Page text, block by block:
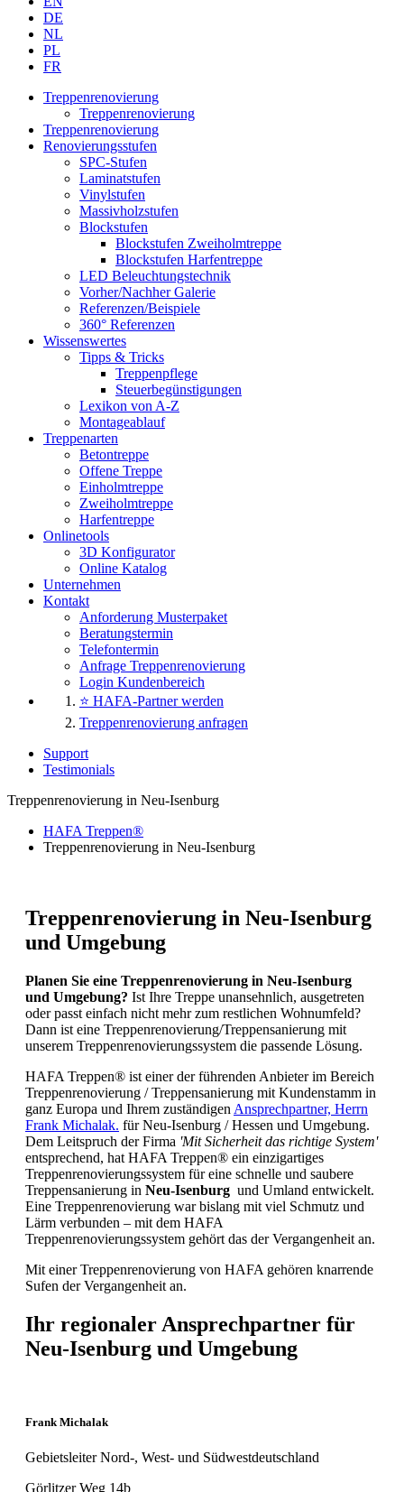
DE
NL
PL
FR
Treppenrenovierung
Treppenrenovierung
Treppenrenovierung
Renovierungsstufen
SPC-Stufen
Laminatstufen
Vinylstufen
Massivholzstufen
Blockstufen
Blockstufen Zweiholmtreppe
Blockstufen Harfentreppe
LED Beleuchtungstechnik
Vorher/Nachher Galerie
Referenzen/Beispiele
360° Referenzen
Wissenswertes
Tipps & Tricks
Treppenpflege
Steuerbegünstigungen
Lexikon von A-Z
Montageablauf
Treppenarten
Betontreppe
Offene Treppe
Einholmtreppe
Zweiholmtreppe
Harfentreppe
Onlinetools
3D Konfigurator
Online Katalog
Unternehmen
Kontakt
Anforderung Musterpaket
Beratungstermin
Telefontermin
Anfrage Treppenrenovierung
Login Kundenbereich
⭐ HAFA-Partner werden
Treppenrenovierung anfragen
Support
Testimonials
Treppenrenovierung in Neu-Isenburg
HAFA Treppen®
Treppenrenovierung in Neu-Isenburg
Treppenrenovierung in Neu-Isenburg
und Umgebung
Planen Sie eine Treppenrenovierung in Neu-Isenburg
und Umgebung? Ist Ihre Treppe unansehnlich, ausgetreten
oder passt einfach nicht mehr zum restlichen Wohnumfeld?
Dann ist eine Treppenrenovierung/Treppensanierung mit
unserem Treppenrenovierungssystem die passende Lösung.
HAFA Treppen® ist einer der führenden Anbieter im Bereich
Treppenrenovierung / Treppensanierung mit Kundenstamm in
ganz Europa und Ihrem zuständigen Ansprechpartner, Herrn
Frank Michalak. für Neu-Isenburg / Hessen und Umgebung.
Dem Leitspruch der Firma 'Mit Sicherheit das richtige System'
entsprechend, hat HAFA Treppen® ein einzigartiges
Treppenrenovierungssystem für eine schnelle und saubere
Treppensanierung in Neu-Isenburg und Umland entwickelt.
Eine Treppenrenovierung war bislang mit viel Schmutz und
Lärm verbunden – mit dem HAFA
Treppenrenovierungssystem gehört das der Vergangenheit an.
Mit einer Treppenrenovierung von HAFA gehören knarrende
Sufen der Vergangenheit an.
Ihr regionaler Ansprechpartner für
Neu-Isenburg und Umgebung
Frank Michalak
Gebietsleiter Nord-, West- und Südwestdeutschland
Görlitzer Weg 14b